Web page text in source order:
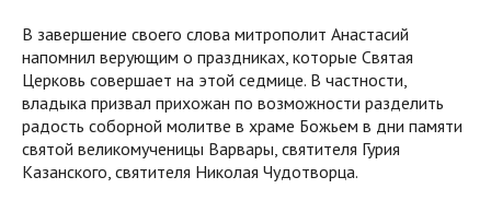
В завершение своего слова митрополит Анастасий
напомнил верующим о праздниках, которые Святая
Церковь совершает на этой седмице. В частности,
владыка призвал прихожан по возможности разделить
радость соборной молитве в храме Божьем в дни памяти
святой великомученицы Варвары, святителя Гурия
Казанского, святителя Николая Чудотворца.